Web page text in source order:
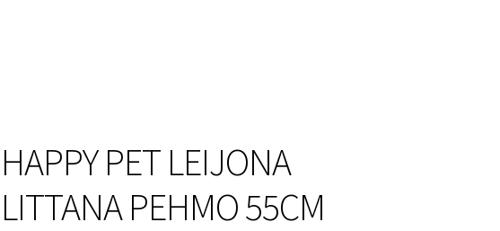
HAPPY PET LEIJONA
LITTANA PEHMO 55CM